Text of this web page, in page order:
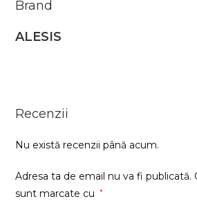
Brand
ALESIS
Recenzii
Nu există recenzii până acum.
Adresa ta de email nu va fi publicată.
sunt marcate cu
*